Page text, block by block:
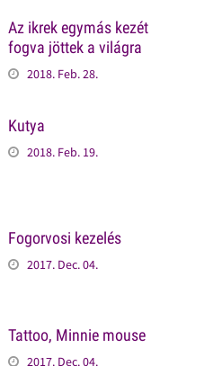
Az ikrek egymás kezét
fogva jöttek a világra
2018. Feb. 28.
Kutya
2018. Feb. 19.
Fogorvosi kezelés
2017. Dec. 04.
Tattoo, Minnie mouse
2017. Dec. 04.